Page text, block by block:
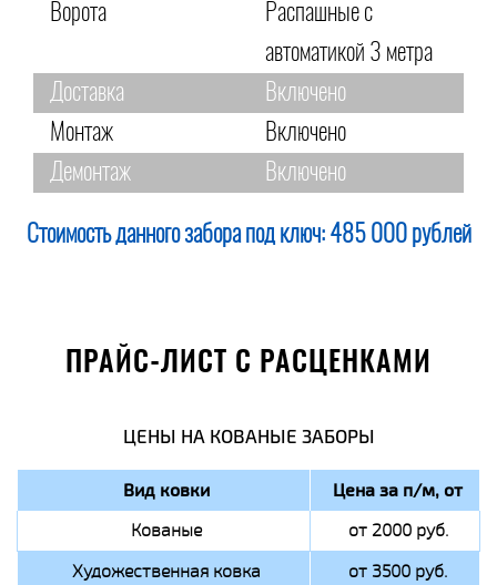
Ворота
Распашные с
автоматикой 3 метра
Доставка
Включено
Монтаж
Включено
Демонтаж
Включено
Стоимость данного забора под ключ: 485 000 рублей
ПРАЙС-ЛИСТ С РАСЦЕНКАМИ
ЦЕНЫ НА КОВАНЫЕ ЗАБОРЫ
Вид ковки Цена за п/м, от
Кованые
от 2000 руб.
Художественная ковка
от 3500 руб.